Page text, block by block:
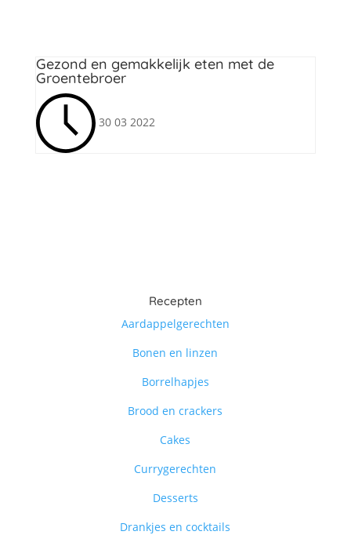
Gezond en gemakkelijk eten met de
Groentebroer
30 03 2022
Recepten
Aardappelgerechten
Bonen en linzen
Borrelhapjes
Brood en crackers
Cakes
Currygerechten
Desserts
Drankjes en cocktails